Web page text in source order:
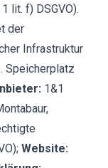
lit. f) DSGVO).
der
Infrastruktur
Speicherplatz
1&1
Website: